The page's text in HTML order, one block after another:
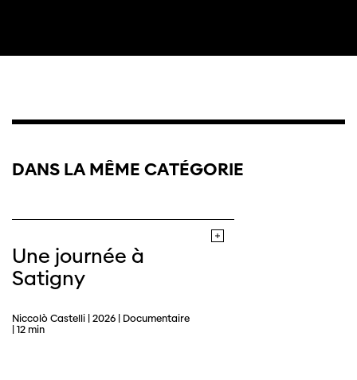
DANS LA MÊME CATÉGORIE
Une journée à
Satigny
Niccolò Castelli | 2026 | Documentaire
| 12 min